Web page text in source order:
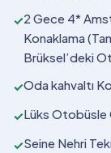
✓2 Gece 4*
Konaklama
Brüksel’deki
✓Oda kahvaltı
✓Lüks Otobüsle
✓Seine Nehri